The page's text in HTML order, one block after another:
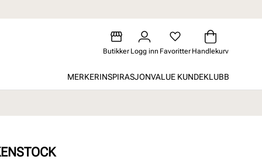
Butikker Logg inn Favoritter Handlekurv
MERKERINSPIRASJONVALUE KUNDEKLUBB